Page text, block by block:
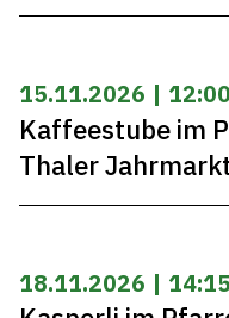
15.11.2026 | 12:00
Kaffeestube im
Thaler
18.11.2026 | 14:15